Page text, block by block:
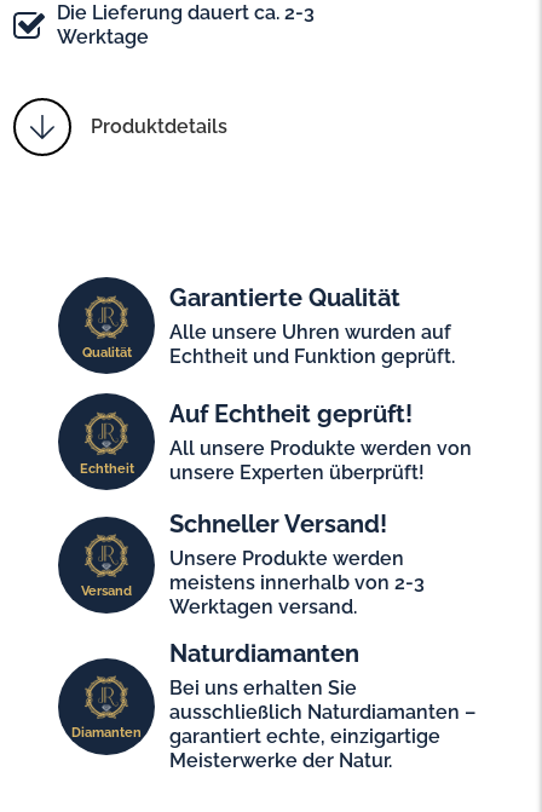
Die Lieferung dauert ca. 2-3
Werktage
Produktdetails
Qualität
Garantierte Qualität
Alle unsere Uhren wurden auf
Echtheit und Funktion geprüft.
Echtheit
Auf Echtheit geprüft!
All unsere Produkte werden von
unsere Experten überprüft!
Versand
Schneller Versand!
Unsere Produkte werden
meistens innerhalb von 2-3
Werktagen versand.
Diamanten
Naturdiamanten
Bei uns erhalten Sie
ausschließlich Naturdiamanten –
garantiert echte, einzigartige
Meisterwerke der Natur.